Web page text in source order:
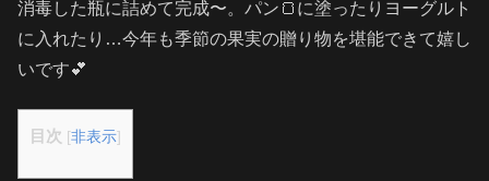
消毒した瓶に詰めて完成〜。パン🍞に塗ったりヨーグルト
に入れたり…今年も季節の果実の贈り物を堪能できて嬉し
いです💕
目次 [非表示]